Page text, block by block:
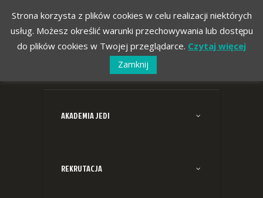
AKADEMIA JEDI
REKRUTACJA
Strona korzysta z plików cookies w celu realizacji niektórych
usług. Możesz określić warunki przechowywania lub dostępu
do plików cookies w Twojej przeglądarce. Czytaj więcej
Zamknij